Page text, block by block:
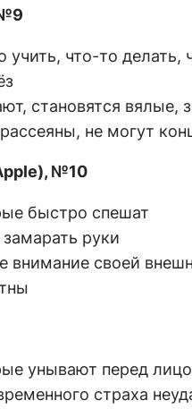
учить, что-то делать,
становятся вялые,
не могут
№10
быстро спешат
руки
внимание своей
унывают перед
страха